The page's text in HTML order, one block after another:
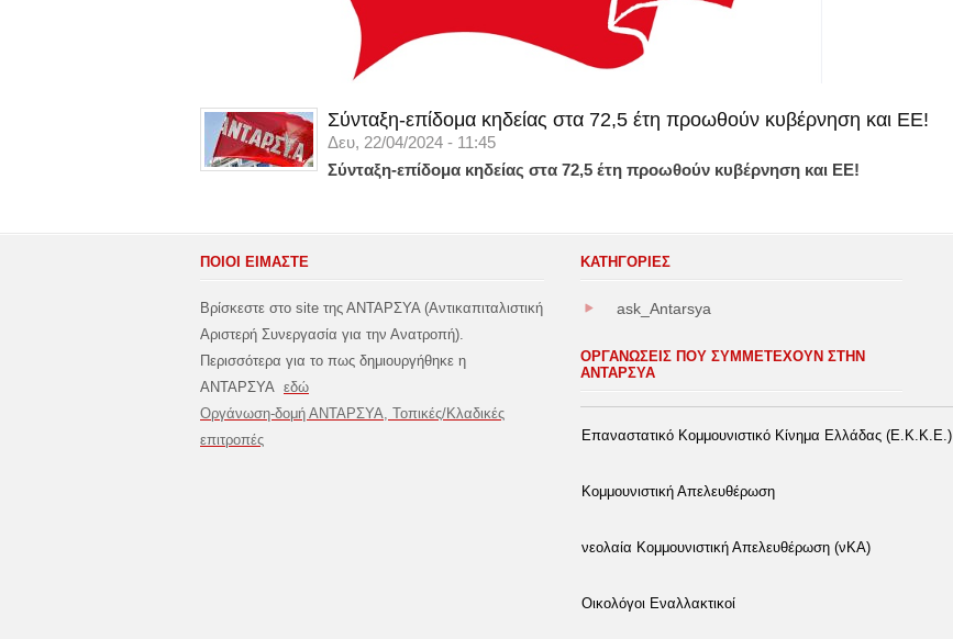
Σύνταξη-επίδομα κηδείας στα 72,5 έτη προωθούν κυβέρνηση και ΕΕ!
Δευ, 22/04/2024 - 11:45
Σύνταξη-επίδομα κηδείας στα 72,5 έτη προωθούν κυβέρνηση και ΕΕ!
ΠΟΙΟΙ ΕΙΜΑΣΤΕ
Βρίσκεστε στο site της ΑΝΤΑΡΣΥΑ (Αντικαπιταλιστική
Αριστερή Συνεργασία για την Ανατροπή).
Περισσότερα για το πως δημιουργήθηκε η
ΑΝΤΑΡΣΥΑ εδώ
Οργάνωση-δομή ΑΝΤΑΡΣΥΑ, Τοπικές/Κλαδικές
επιτροπές
ΚΑΤΗΓΟΡΊΕΣ
ask_Antarsya
ΟΡΓΑΝΩΣΕΙΣ ΠΟΥ ΣΥΜΜΕΤΕΧΟΥΝ ΣΤΗΝ
ΑΝΤΑΡΣΥΑ
Επαναστατικό Κομμουνιστικό Κίνημα Ελλάδας (Ε.Κ.Κ.Ε.)
Κομμουνιστική Απελευθέρωση
νεολαία Κομμουνιστική Απελευθέρωση (νΚΑ)
Οικολόγοι Εναλλακτικοί